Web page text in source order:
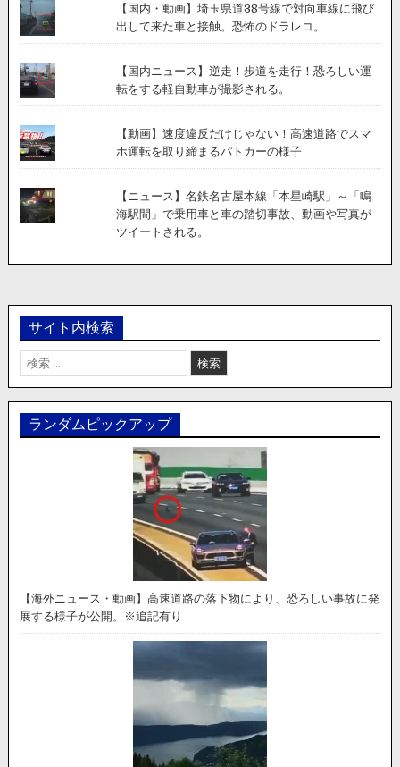
【国内・動画】埼玉県道38号線で対向車線に飛び
出して来た車と接触。恐怖のドラレコ。
【国内ニュース】逆走！歩道を走行！恐ろしい運
転をする軽自動車が撮影される。
【動画】速度違反だけじゃない！高速道路でスマ
ホ運転を取り締まるパトカーの様子
【ニュース】名鉄名古屋本線「本星崎駅」～「鳴
海駅間」で乗用車と車の踏切事故、動画や写真が
ツイートされる。
サイト内検索
検
索:
ランダムピックアップ
【海外ニュース・動画】高速道路の落下物により、恐ろしい事故に発
展する様子が公開。※追記有り